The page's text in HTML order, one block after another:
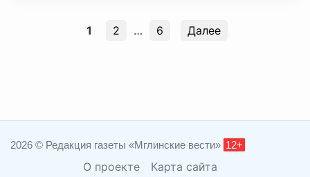
1 2 … 6 Далее
2026 © Редакция газеты «Мглинские вести» 12+
О проекте Карта сайта